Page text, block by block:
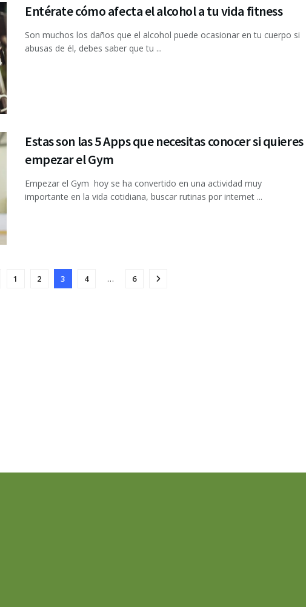
Entérate cómo afecta el alcohol a tu vida fitness
Son muchos los daños que el alcohol puede ocasionar en tu cuerpo si
abusas de él, debes saber que tu ...
Estas son las 5 Apps que necesitas conocer si quieres
empezar el Gym
Empezar el Gym hoy se ha convertido en una actividad muy
importante en la vida cotidiana, buscar rutinas por internet ...
1 2 3 4 … 6